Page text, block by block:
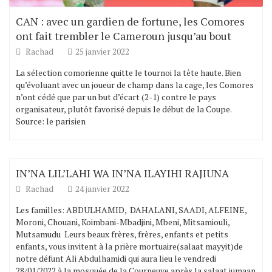
CAN : avec un gardien de fortune, les Comores
ont fait trembler le Cameroun jusqu’au bout
Rachad
25 janvier 2022
La sélection comorienne quitte le tournoi la tête haute. Bien
qu’évoluant avec un joueur de champ dans la cage, les Comores
n’ont cédé que par un but d’écart (2-1) contre le pays
organisateur, plutôt favorisé depuis le début de la Coupe.
Source: le parisien
IN’NA LIL’LAHI WA IN’NA ILAYIHI RAJIUNA
Rachad
24 janvier 2022
Les familles: ABDULHAMID, DAHALANI, SAADI, ALFEINE,
Moroni, Chouani, Koimbani-Mbadjini, Mbeni, Mitsamiouli,
Mutsamudu Leurs beaux frères, frères, enfants et petits
enfants, vous invitent à la prière mortuaire(salaat mayyit)de
notre défunt Ali Abdulhamidi qui aura lieu le vendredi